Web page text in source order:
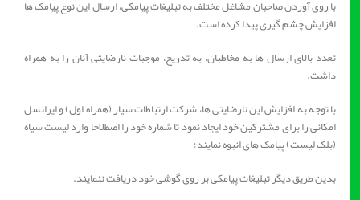
با روی آوردن صاحبان مشاغل مختلف به تبلیغات پیامکی، ارسال این نوع پیامک ها
افزایش چشم گیری پیدا کرده است.
تعدد بالای ارسال ها به مخاطبان، به تدریج، موجبات نارضایتی آنان را به همراه
داشت.
با توجه به افزایش این نارضایتی ها، شرکت ارتباطات سیار (همراه اول) و ایرانسل
امکانی را برای مشترکین خود ایجاد نمود تا شماره خود را اصطلاحا وارد لیست سیاه
(بلک لیست) پیامک های انبوه نمایند؛
بدین طریق دیگر تبلیغات پیامکی بر روی گوشی خود دریافت ننمایند.